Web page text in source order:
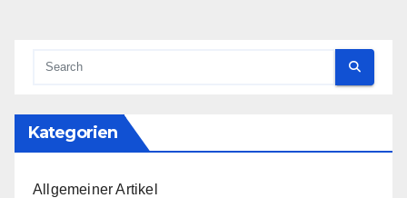
Kategorien
Allgemeiner Artikel